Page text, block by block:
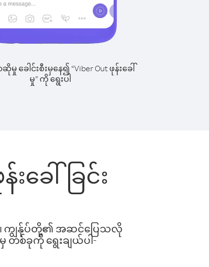
မှု ခေါင်းစီးမှနေ၍ “Viber Out ဖုန်းခေါ်
မှု” ကို ရွေးပါ
ခေါ်ခြင်း
ည်။ ကျွန်ုပ်တို့၏ အဆင်ပြေသလို
တစ်ခုကို ရွေးချယ်ပါ-